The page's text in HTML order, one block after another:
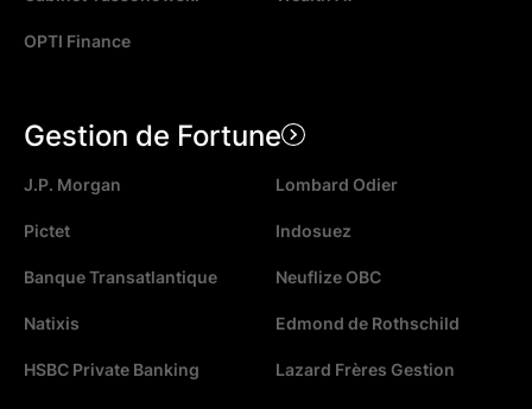
OPTI Finance
Gestion de Fortune
J.P. Morgan Lombard Odier
Pictet Indosuez
Banque Transatlantique Neuflize OBC
Natixis Edmond de Rothschild
HSBC Private Banking Lazard Frères Gestion